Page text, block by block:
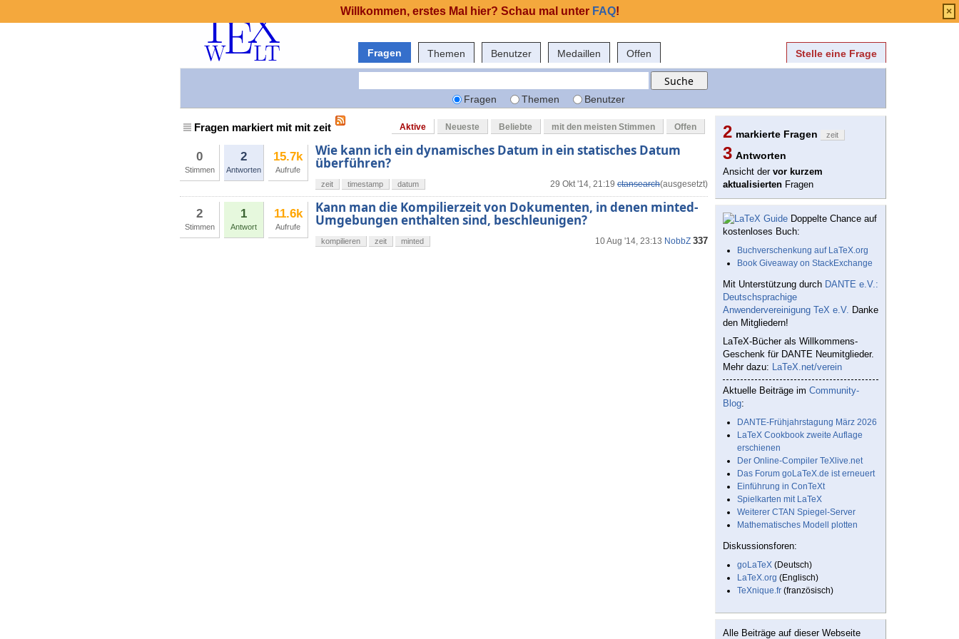
Fragen Themen Benutzer Medaillen Offen Stelle eine Frage
Fragen Themen Benutzer
Fragen markiert mit mit zeit Aktive Neueste Beliebte mit den meisten Stimmen Offen
0
Stimmen
2
Antworten
15.7k
Aufrufe
Wie kann ich ein dynamisches Datum in ein statisches Datum
überführen?
29 Okt '14, 21:19 ctansearch(ausgesetzt)
zeit timestamp datum
2
Stimmen
1
Antwort
11.6k
Aufrufe
Kann man die Kompilierzeit von Dokumenten, in denen minted-
Umgebungen enthalten sind, beschleunigen?
10 Aug '14, 23:13 NobbZ 337
kompilieren zeit minted
2 markierte Fragen zeit
3 Antworten
Ansicht der vor kurzem
aktualisierten Fragen
Doppelte Chance auf
kostenloses Buch:
Buchverschenkung auf LaTeX.org
Book Giveaway on StackExchange
Mit Unterstützung durch DANTE e.V.:
Deutschsprachige
Anwendervereinigung TeX e.V. Danke
den Mitgliedern!
LaTeX-Bücher als Willkommens-
Geschenk für DANTE Neumitglieder.
Mehr dazu: LaTeX.net/verein
Aktuelle Beiträge im Community-
Blog:
DANTE-Frühjahrstagung März 2026
LaTeX Cookbook zweite Auflage
erschienen
Der Online-Compiler TeXlive.net
Das Forum goLaTeX.de ist erneuert
Einführung in ConTeXt
Spielkarten mit LaTeX
Weiterer CTAN Spiegel-Server
Mathematisches Modell plotten
Diskussionsforen:
goLaTeX (Deutsch)
LaTeX.org (Englisch)
TeXnique.fr (französisch)
Alle Beiträge auf dieser Webseite
Willkommen, erstes Mal hier? Schau mal unter FAQ! ×